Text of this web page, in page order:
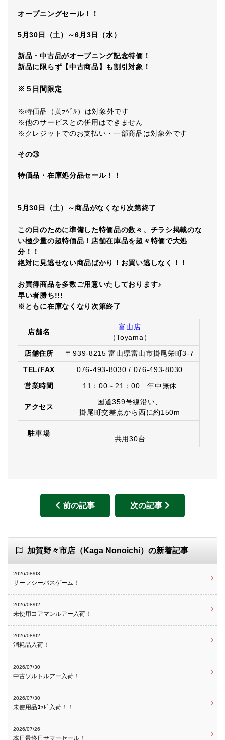
オープニングセール！！
5 月30 日（土）～6 月 3日（水）
新品・中古品がオープニング記念特価！
新品に限らず【中古商品】も割引対象！
※５日間限定
※特価品（黄ﾗﾍﾞﾙ）は対象外です
※他のサービスとの併用はできません
※クレジットでのお支払い・一部商品は対象外です
その③
特価品・在庫処分品セール！！
5 月30 日（土）～商品がなくなり次第終了
この日のために準備した特価品の数々、チラシ掲載のな
い極少量の超特価品！店舗在庫品を超々特価で大処
分！！
絶対に見逃せない商品ばかり！お買い逃しなく！！
お買得商品を多数ご用意いたしております♪
早い者勝ち!!!
※ともに在庫なくなり次第終了
店舗名
富山店
（Toyama）
店舗住所
〒939-8215 富山県富山市掛尾栄町3-7
TEL/FAX
076-493-8030 / 076-493-8030
営業時間
11：00～21：00 年中無休
アクセス
国道359号線沿い、
掛尾町交差点から西に約150m
駐車場
共用30台
前の記事 次の記事
加賀野々市店（Kaga Nonoichi）の新着記事
2026/08/03
サーフシーバスゲーム！
2026/08/02
未使用コアマンルアー入荷！
2026/08/02
消耗品入荷！
2026/07/30
中古ソルトルアー入荷！
2026/07/30
未使用品ﾛｯﾄﾞ入荷！！
2026/07/26
本日最終日サマーセール！